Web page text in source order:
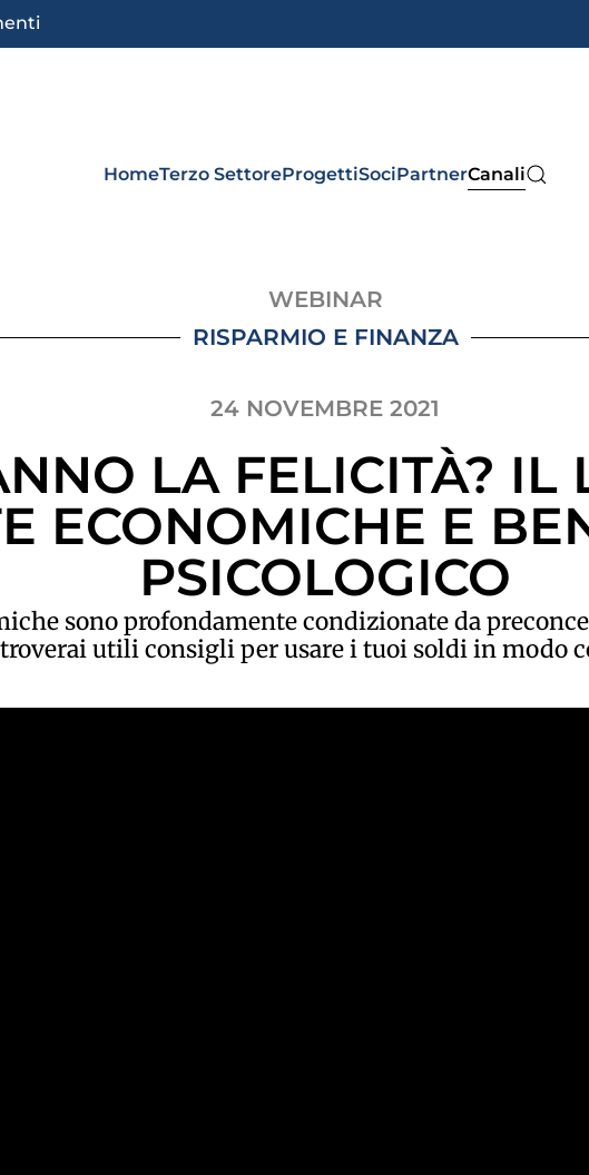
HomeTerzo SettoreProgettiSociPartnerCanali
WEBINAR
RISPARMIO E FINANZA
24 NOVEMBRE 2021
LA FELICITÀ? IL
ECONOMICHE E
PSICOLOGICO
sono profondamente condizionate da
utili consigli per usare i tuoi soldi in modo